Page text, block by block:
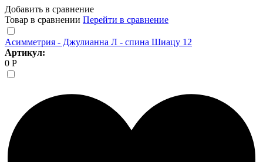
Добавить в сравнение
Товар в сравнении Перейти в сравнение
Асимметрия - Джулианна Л - спина Шиацу 12
Артикул:
0 Р